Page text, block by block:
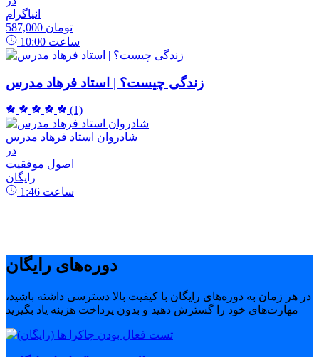
انیاگرام
587,000 تومان
10:00 ساعت
زندگی چیست؟ | استاد فرهاد مدرس
(1)
شادروان استاد فرهاد مدرس
در
اصول موفقیت
رایگان
1:46 ساعت
دوره‌های رایگان
در هر زمان به دوره‌های رایگان با کیفیت بالا دسترسی داشته باشید،
مهارت‌های خود را گسترش دهید و بدون پرداخت هزینه یاد بگیرید